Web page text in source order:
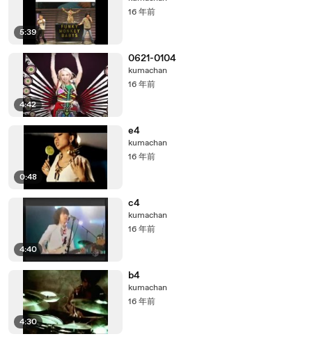
5:39
16 年前
4:42
0621-0104
kumachan
16 年前
0:48
e4
kumachan
16 年前
4:40
c4
kumachan
16 年前
4:30
b4
kumachan
16 年前